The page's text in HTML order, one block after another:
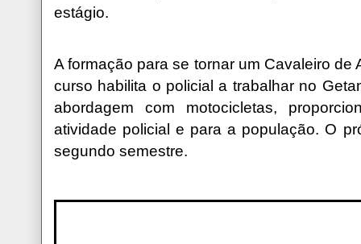
estágio.
A formação para se tornar um Cavaleiro
curso habilita o policial a trabalhar no
abordagem com motocicletas,
atividade policial e para a população. O
segundo semestre.